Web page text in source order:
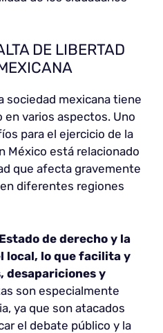
DE LIBERTAD
sociedad mexicana tiene
varios aspectos. Uno
para el ejercicio de la
México está relacionado
que afecta gravemente
diferentes regiones
de derecho y la
local, lo que facilita y
desapariciones y
son especialmente
ya que son atacados
el debate público y la